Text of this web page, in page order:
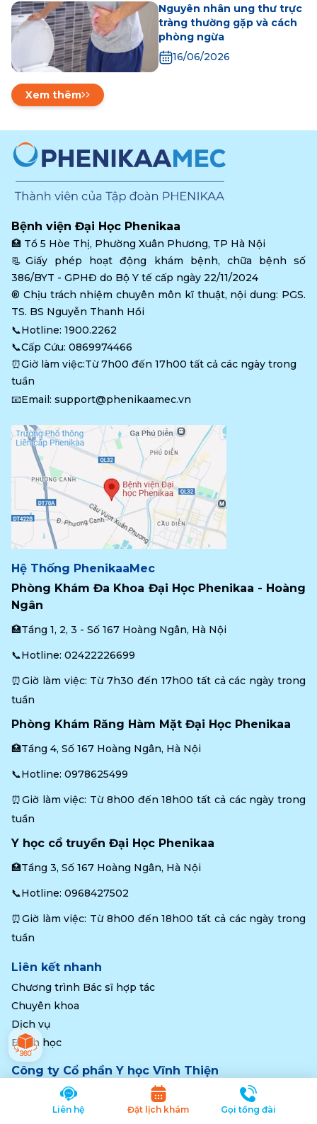
Nguyên nhân ung thư trực
tràng thường gặp và cách
phòng ngừa
16/06/2026
Xem thêm
Bệnh viện Đại Học Phenikaa
🏥 Tổ 5 Hòe Thị, Phường Xuân Phương, TP Hà Nội
📃Giấy phép hoạt động khám bệnh, chữa bệnh số
386/BYT - GPHĐ do Bộ Y tế cấp ngày 22/11/2024
®️ Chịu trách nhiệm chuyên môn kĩ thuật, nội dung: PGS.
TS. BS Nguyễn Thanh Hồi
📞Hotline: 1900.2262
📞Cấp Cứu: 0869974466
⏰Giờ làm việc:Từ 7h00 đến 17h00 tất cả các ngày trong
tuần
📧Email: support@phenikaamec.vn
Hệ Thống PhenikaaMec
Phòng Khám Đa Khoa Đại Học Phenikaa - Hoàng
Ngân
🏥Tầng 1, 2, 3 - Số 167 Hoàng Ngân, Hà Nội
📞Hotline: 02422226699
⏰Giờ làm việc: Từ 7h30 đến 17h00 tất cả các ngày trong
tuần
Phòng Khám Răng Hàm Mặt Đại Học Phenikaa
🏥Tầng 4, Số 167 Hoàng Ngân, Hà Nội
📞Hotline: 0978625499
⏰Giờ làm việc: Từ 8h00 đến 18h00 tất cả các ngày trong
tuần
Y học cổ truyền Đại Học Phenikaa
🏥Tầng 3, Số 167 Hoàng Ngân, Hà Nội
📞Hotline: 0968427502
⏰Giờ làm việc: Từ 8h00 đến 18h00 tất cả các ngày trong
tuần
Liên kết nhanh
Chương trình Bác sĩ hợp tác
Chuyên khoa
Dịch vụ
Bệnh học
Công ty Cổ phần Y học Vĩnh Thiện
GPĐKKD số: 010805258 Cấp bởi Sở KH&ĐT TP Hà Nội.
Cấp lần đầu ngày: 08/11/2017.
Liên hệ Đặt lịch khám Gọi tổng đài